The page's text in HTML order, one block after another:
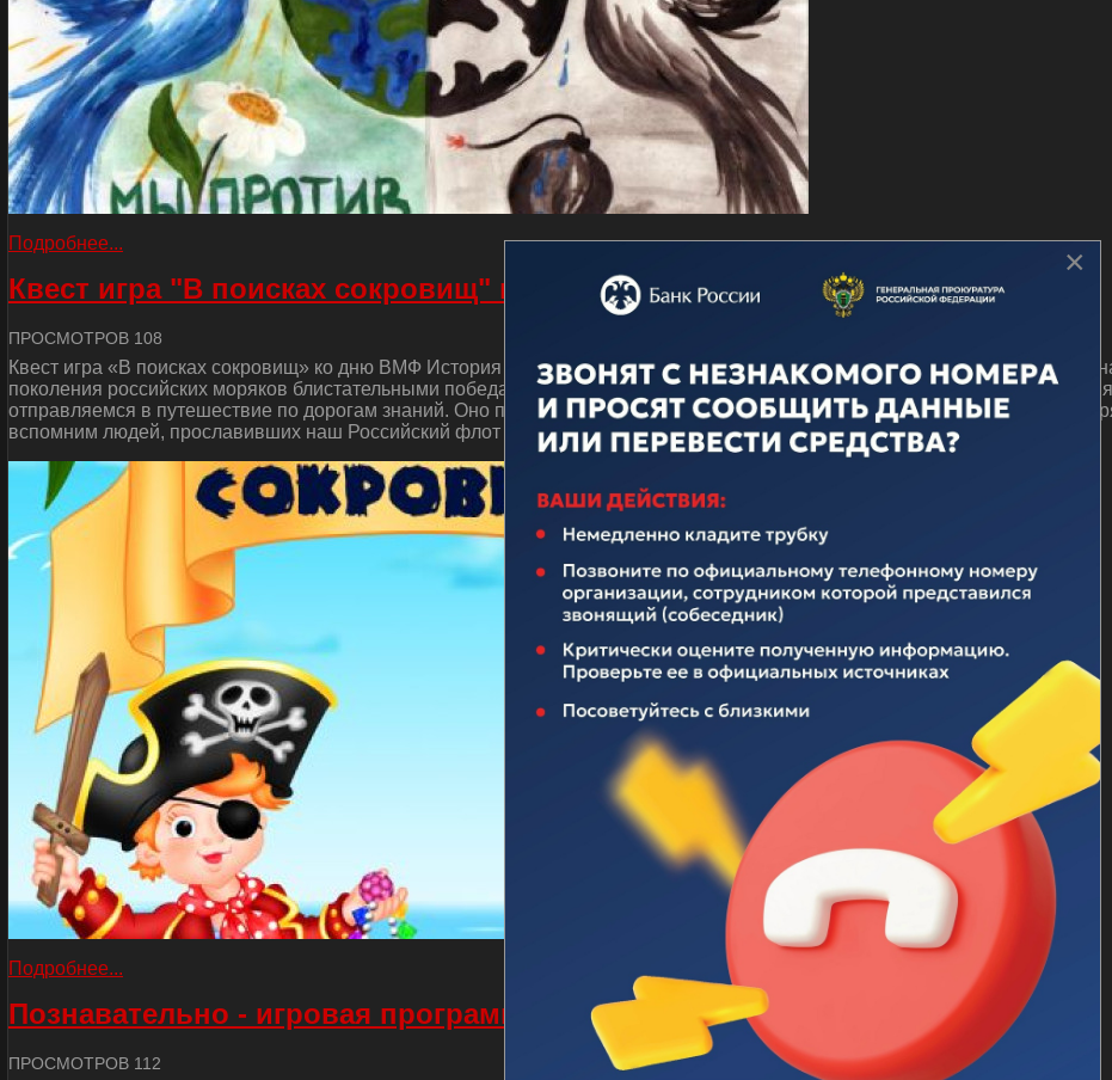
Подробнее...
Квест игра "В поисках сокровищ" ко дню ВМФ
ПРОСМОТРОВ 108
Квест игра «В поисках сокровищ» ко дню ВМФ История отечественного флота неотделима от истории нашего
поколения российских моряков блистательными победами над иноземными захватчиками, героическими подвигами во
отправляемся в путешествие по дорогам знаний. Оно посвящается истории Российского Флота. Поэтому поплывем по
вспомним людей, прославивших наш Российский флот и сделавших очень много для его становления и развития.
Подробнее...
Познавательно - игровая программа "Будем жить в единстве дружном"
ПРОСМОТРОВ 112
×